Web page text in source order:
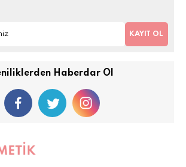
KAYIT OL
Haberdar Ol